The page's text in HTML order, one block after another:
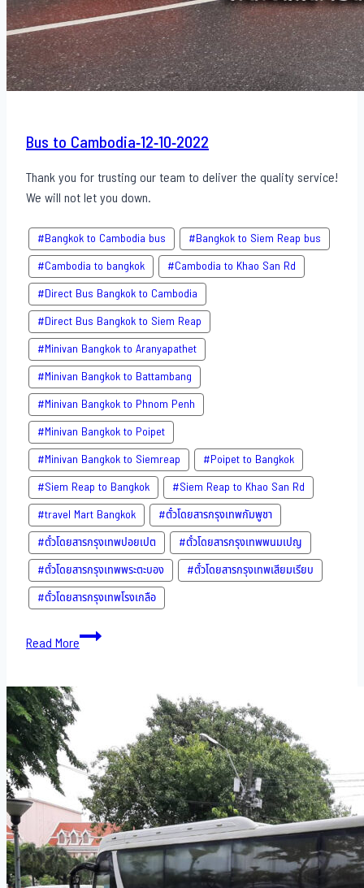
Bus to Cambodia-12-10-2022
Thank you for trusting our team to deliver the quality service!
We will not let you down.
#Bangkok to Cambodia bus
#Bangkok to Siem Reap bus
#Cambodia to bangkok
#Cambodia to Khao San​ Rd
#Direct​ Bus Bangkok to Cambodia
#Direct​ Bus Bangkok to Siem Reap
#Minivan Bangkok to​ Aranyapathet​
#Minivan​ Bangkok to Battambang
#Minivan Bangkok to Phnom Penh
#Minivan Bangkok to Poipet
#Minivan Bangkok to Siemreap
#Poipet to Bangkok
#Siem Reap to Bangkok
#Siem Reap to Khao San​ Rd
#travel Mart Bangkok
#ตั๋วโดยสารกรุงเทพกัมพูชา
#ตั๋วโดยสารกรุงเทพปอยเปต
#ตั๋วโดยสารกรุงเทพพนมเปญ
#ตั๋วโดยสารกรุงเทพพระตะบอง
#ตั๋วโดยสารกรุงเทพเสียมเรียบ
#ตั๋วโดยสารกรุงเทพโรงเกลือ
Read MoreBus
to
10-